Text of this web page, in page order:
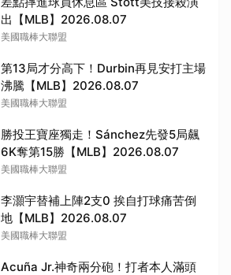
出【MLB】2026.08.07
美國職棒大聯盟
第13局才分高下！Durbin再見安打主場
沸騰【MLB】2026.08.07
美國職棒大聯盟
勝投王寶座獨走！Sánchez先發5局飆
6K奪第15勝【MLB】2026.08.07
美國職棒大聯盟
李灝宇替補上陣2支0 挨自打球痛苦倒
地【MLB】2026.08.07
美國職棒大聯盟
Acuña Jr.神奇兩分砲！打者本人滿頭